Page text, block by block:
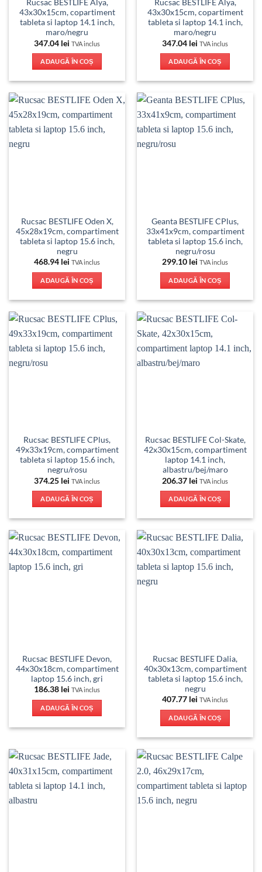
Rucsac BESTLIFE Alya,
43x30x15cm, copartiment
tableta si laptop 14.1 inch,
maro/negru
347.04 lei TVA inclus
ADAUGĂ ÎN COȘ
Rucsac BESTLIFE Alya,
43x30x15cm, copartiment
tableta si laptop 14.1 inch,
maro/negru
347.04 lei TVA inclus
ADAUGĂ ÎN COȘ
Rucsac BESTLIFE Oden X,
45x28x19cm, compartiment
tableta si laptop 15.6 inch,
negru
468.94 lei TVA inclus
ADAUGĂ ÎN COȘ
Geanta BESTLIFE CPlus,
33x41x9cm, compartiment
tableta si laptop 15.6 inch,
negru/rosu
299.10 lei TVA inclus
ADAUGĂ ÎN COȘ
Rucsac BESTLIFE CPlus,
49x33x19cm, compartiment
tableta si laptop 15.6 inch,
negru/rosu
374.25 lei TVA inclus
ADAUGĂ ÎN COȘ
Rucsac BESTLIFE Col-Skate,
42x30x15cm, compartiment
laptop 14.1 inch,
albastru/bej/maro
206.37 lei TVA inclus
ADAUGĂ ÎN COȘ
Rucsac BESTLIFE Devon,
44x30x18cm, compartiment
laptop 15.6 inch, gri
186.38 lei TVA inclus
ADAUGĂ ÎN COȘ
Rucsac BESTLIFE Dalia,
40x30x13cm, compartiment
tableta si laptop 15.6 inch,
negru
407.77 lei TVA inclus
ADAUGĂ ÎN COȘ